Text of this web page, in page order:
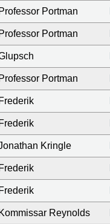
Professor Portman
Professor Portman
Professor Portman
Frederik
Frederik
Kringle
Frederik
Frederik
Kommissar Reynolds